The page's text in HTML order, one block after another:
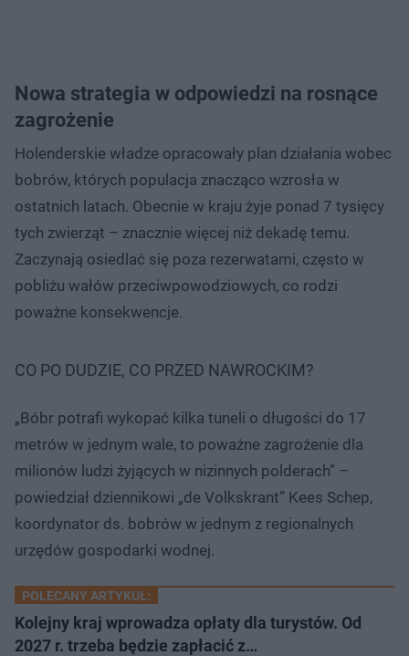
Nowa strategia w odpowiedzi na rosnące
zagrożenie
Holenderskie władze opracowały plan działania wobec
bobrów, których populacja znacząco wzrosła w
ostatnich latach. Obecnie w kraju żyje ponad 7 tysięcy
tych zwierząt – znacznie więcej niż dekadę temu.
Zaczynają osiedlać się poza rezerwatami, często w
pobliżu wałów przeciwpowodziowych, co rodzi
poważne konsekwencje.
CO PO DUDZIE, CO PRZED NAWROCKIM?
„Bóbr potrafi wykopać kilka tuneli o długości do 17
metrów w jednym wale, to poważne zagrożenie dla
milionów ludzi żyjących w nizinnych polderach” –
powiedział dziennikowi „de Volkskrant” Kees Schep,
koordynator ds. bobrów w jednym z regionalnych
urzędów gospodarki wodnej.
POLECANY ARTYKUŁ:
Kolejny kraj wprowadza opłaty dla turystów. Od
2027 r. trzeba będzie zapłacić z…